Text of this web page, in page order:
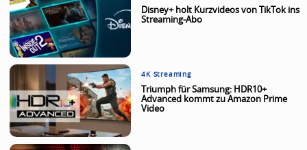
Disney+ holt Kurzvideos von TikTok ins
Streaming-Abo
4K Streaming
Triumph für Samsung: HDR10+
Advanced kommt zu Amazon Prime
Video